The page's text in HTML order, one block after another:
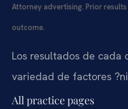
Attorney advertising. Prior
outcome.
Los resultados de cada
variedad de factores
All practice pages